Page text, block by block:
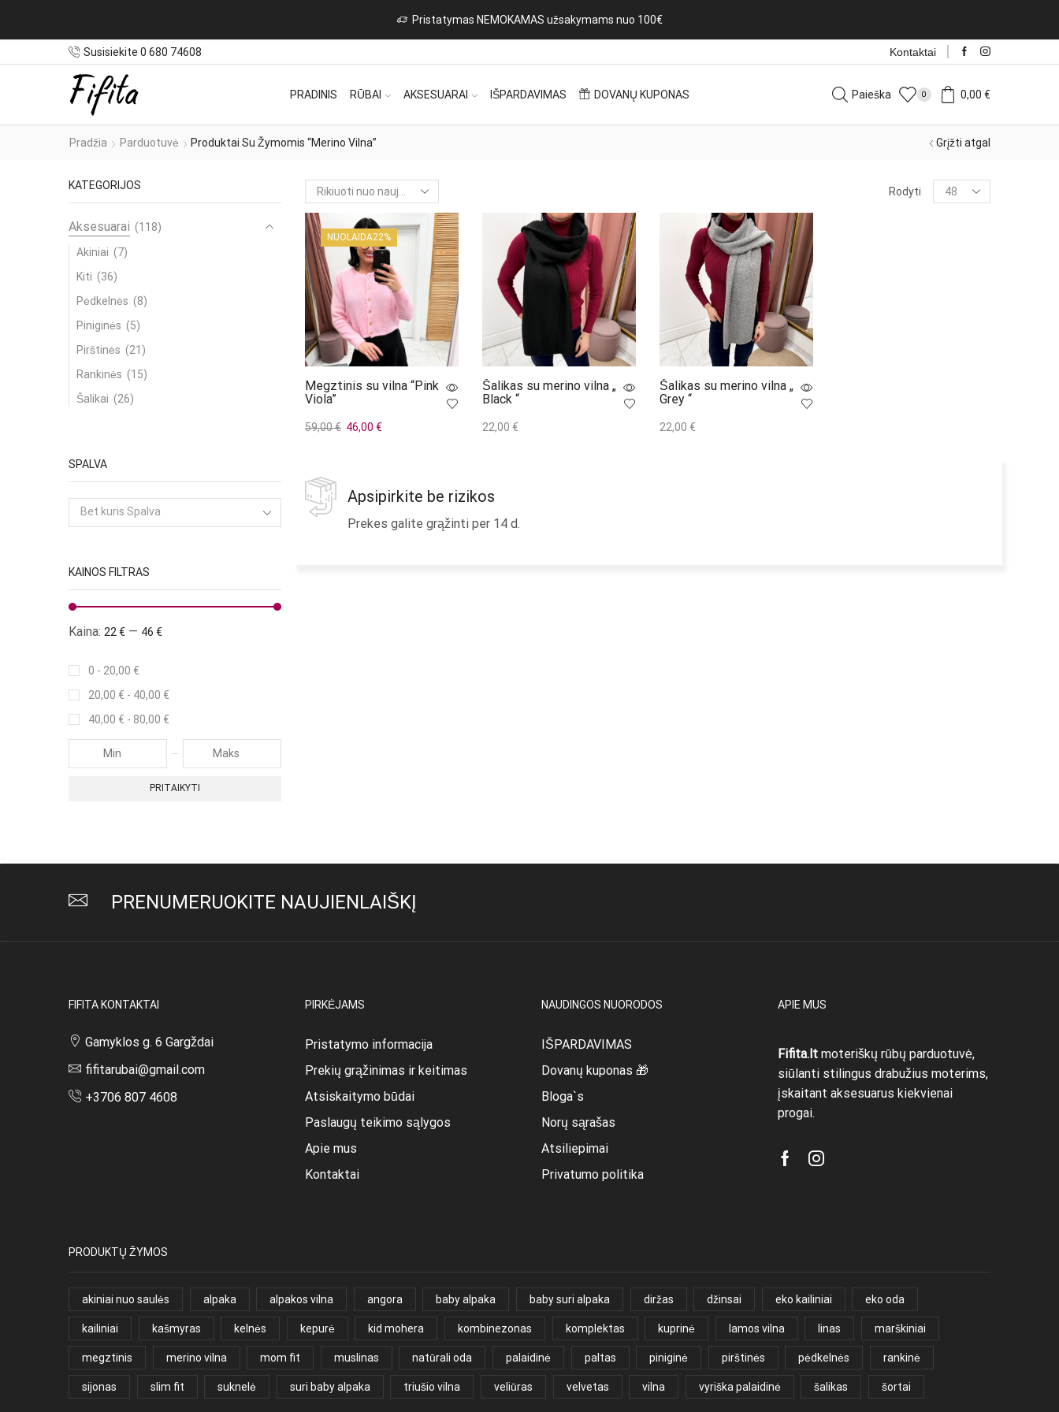
Pristatymas NEMOKAMAS užsakymams nuo 100€
Susisiekite 0 680 74608 Kontaktai
PRADINIS RŪBAI AKSESUARAI IŠPARDAVIMAS DOVANŲ KUPONAS Paieška 0 0,00 €
Pradžia Parduotuvė Produktai Su Žymomis “merino Vilna” Grįžti atgal
Rodyti
Products
per
NUOLAIDA22%
Megztinis su vilna “Pink
Viola”
59,00€ Original
46,00 €Current
Šalikas su merino vilna „
Black “
22,00 €
Šalikas su merino vilna „
Grey “
22,00 €
Apsipirkite be rizikos
Prekes galite grąžinti per 14 d.
KATEGORIJOS
Aksesuarai (118)
Akiniai (7)
Kiti (36)
Pėdkelnės (8)
Piniginės (5)
Pirštinės (21)
Rankinės (15)
Šalikai (26)
Kombinezonai (12)
Komplektai (82)
Megztiniai (165)
Suknelės (250)
Švarkai (33)
SPALVA
Bet kuris Spalva
KAINOS FILTRAS
Kaina: 22 € — 46 €
0 - 20,00 €
20,00 € - 40,00 €
40,00 € - 80,00 €
PRITAIKYTI
PRENUMERUOKITE NAUJIENLAIŠKĮ
FIFITA KONTAKTAI
Gamyklos g. 6 Gargždai
fifitarubai@gmail.com
+3706 807 4608
PIRKĖJAMS
Pristatymo informacija
Prekių grąžinimas ir keitimas
Atsiskaitymo būdai
Paslaugų teikimo sąlygos
Apie mus
Kontaktai
NAUDINGOS NUORODOS
IŠPARDAVIMAS
Dovanų kuponas 🎁
Bloga`s
Norų sąrašas
Atsiliepimai
Privatumo politika
APIE MUS
Fifita.lt moteriškų rūbų parduotuvė,
siūlanti stilingus drabužius moterims,
įskaitant aksesuarus kiekvienai
progai.
FacebookInstagram
PRODUKTŲ ŽYMOS
akiniai nuo saulės alpaka alpakos vilna angora baby alpaka baby suri alpaka diržas džinsai eko kailiniai eko oda
kailiniai kašmyras kelnės kepurė kid mohera kombinezonas komplektas kuprinė lamos vilna linas marškiniai
megztinis merino vilna mom fit muslinas natūrali oda palaidinė paltas piniginė pirštinės pėdkelnės rankinė
sijonas slim fit suknelė suri baby alpaka triušio vilna veliūras velvetas vilna vyriška palaidinė šalikas šortai